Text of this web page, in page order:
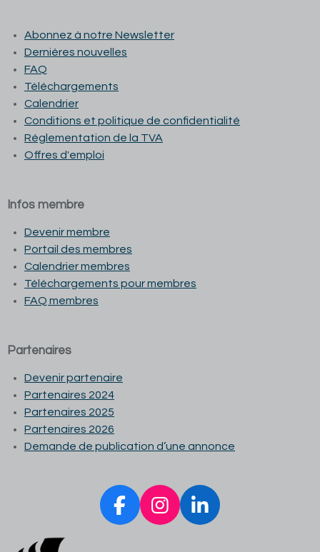
Abonnez à notre Newsletter
Dernières nouvelles
FAQ
Téléchargements
Calendrier
Conditions et politique de confidentialité
Réglementation de la TVA
Offres d'emploi
Infos membre
Devenir membre
Portail des membres
Calendrier membres
Téléchargements pour membres
FAQ membres
Partenaires
Devenir partenaire
Partenaires 2024
Partenaires 2025
Partenaires 2026
Demande de publication d’une annonce
F
I
L